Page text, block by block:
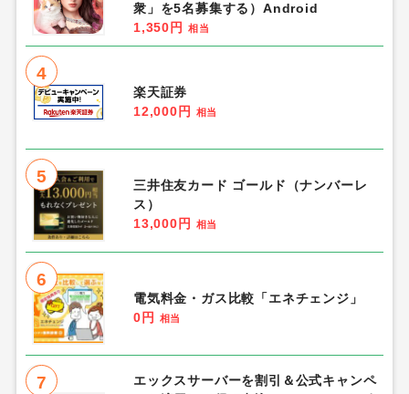
衆」を5名募集する）Android
1,350円
相当
4
楽天証券
12,000円
相当
5
三井住友カード ゴールド（ナンバーレ
ス）
13,000円
相当
6
電気料金・ガス比較「エネチェンジ」
0円
相当
7
エックスサーバーを割引＆公式キャンペ